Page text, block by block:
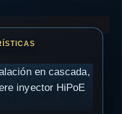
en cascada,
inyector HiPoE